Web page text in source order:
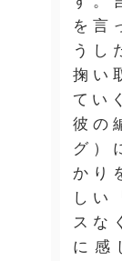
を言
うし
掬い
てい
彼の
グ）
かり
しい
スな
に感